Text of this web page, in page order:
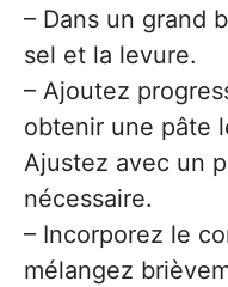
– Dans un grand
sel et la levure.
– Ajoutez
obtenir une pâte
Ajustez avec un
nécessaire.
– Incorporez le
mélangez